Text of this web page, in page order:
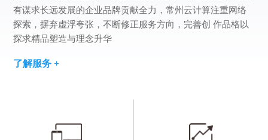
有谋求长远发展的企业品牌贡献全力，常州云计算注重网络
探索，摒弃虚浮夸张，不断修正服务方向，完善创 作品格以
探求精品塑造与理念升华
了解服务 +